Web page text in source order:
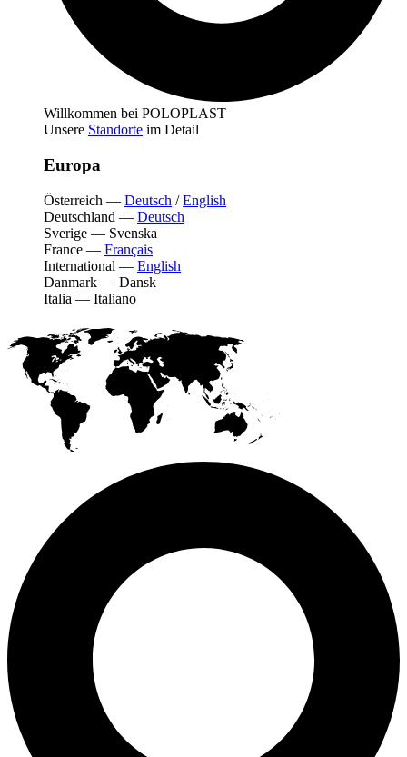
Willkommen bei POLOPLAST
Unsere Standorte im Detail
Europa
Österreich — Deutsch /English
Deutschland — Deutsch
Sverige — Svenska
France — Français
International — English
Danmark — Dansk
Italia — Italiano